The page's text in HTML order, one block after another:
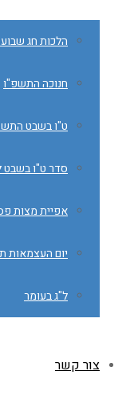
הלכות חג
חנוכה התשפ"ו
ט"ו בשבט
סדר ט"ו
אפיית מצות
יום העצמאות
ל"ג בעומר
צור קשר